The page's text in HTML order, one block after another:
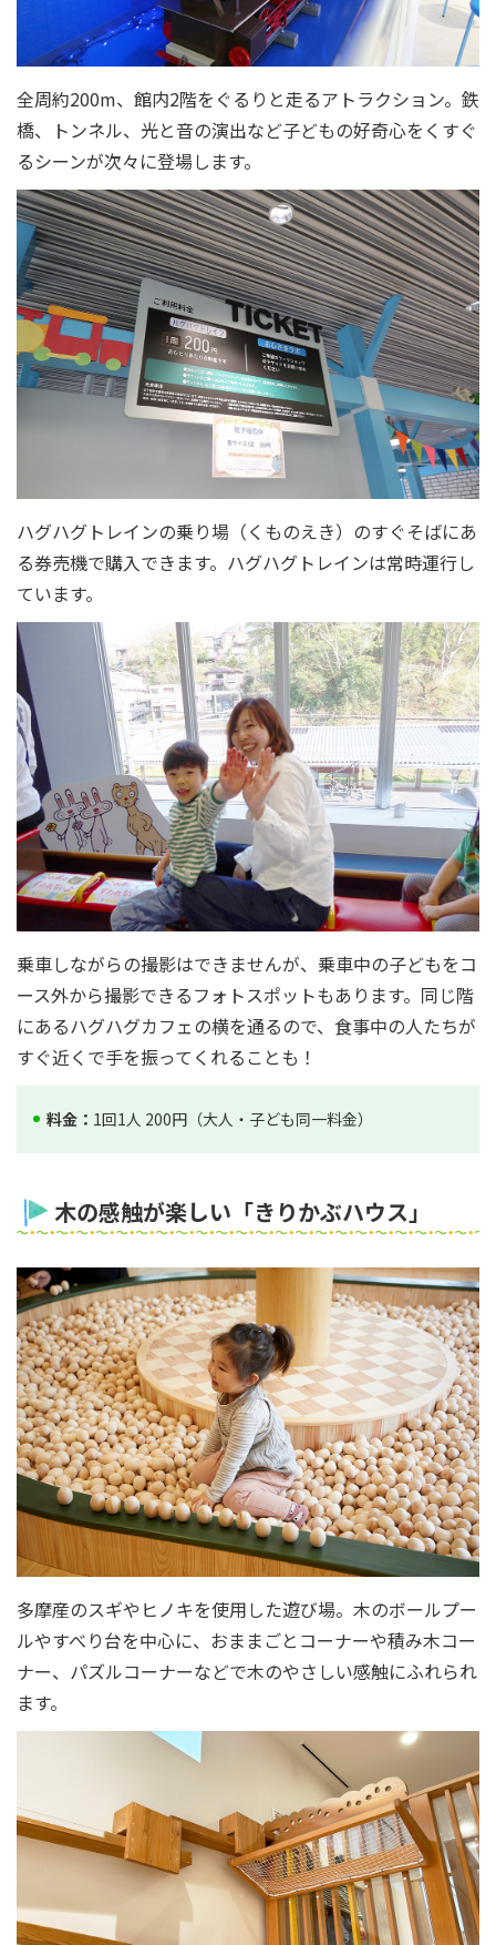
全周約200m、館内2階をぐるりと走るアトラクション。鉄
橋、トンネル、光と音の演出など子どもの好奇心をくすぐ
るシーンが次々に登場します。
ハグハグトレインの乗り場（くものえき）のすぐそばにあ
る券売機で購入できます。ハグハグトレインは常時運行し
ています。
乗車しながらの撮影はできませんが、乗車中の子どもをコ
ース外から撮影できるフォトスポットもあります。同じ階
にあるハグハグカフェの横を通るので、食事中の人たちが
すぐ近くで手を振ってくれることも！
料金： 1回1人 200円（大人・子ども同一料金）
木の感触が楽しい「きりかぶハウス」
多摩産のスギやヒノキを使用した遊び場。木のボールプー
ルやすべり台を中心に、おままごとコーナーや積み木コー
ナー、パズルコーナーなどで木のやさしい感触にふれられ
ます。